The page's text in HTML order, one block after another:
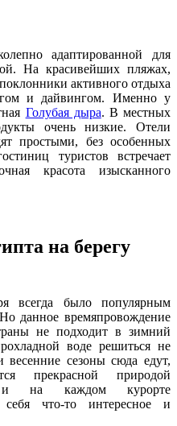
адаптированной для
На красивейших пляжах,
активного отдыха
и дайвингом. Именно у
Голубая дыра. В местных
очень низкие. Отели
простыми, без особенных
туристов встречает
красота изысканного
на берегу
всегда было популярным
данное времяпровождение
не подходит в зимний
воде решиться не
сезоны сюда едут,
прекрасной природой
и на каждом курорте
что-то интересное и